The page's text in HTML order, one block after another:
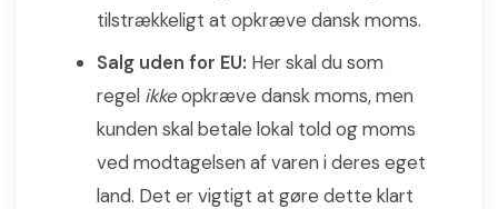
tilstrækkeligt at opkræve dansk moms.
Salg uden for EU: Her skal du som
regel ikkeopkræve dansk moms, men
kunden skal betale lokal told og moms
ved modtagelsen af varen i deres eget
land. Det er vigtigt at gøre dette klart